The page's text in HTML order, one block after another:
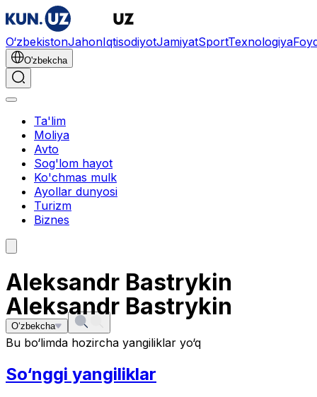
O‘zbekistonJahonIqtisodiyotJamiyatSportTexnologiya
O'zbekcha
Ta'lim
Moliya
Avto
Sog'lom hayot
Ko'chmas mulk
Ayollar dunyosi
Turizm
Biznes
Aleksandr Bastrykin
O‘zbekcha
Aleksandr Bastrykin
Bu bo‘limda hozircha yangiliklar yo‘q
So‘nggi yangiliklar